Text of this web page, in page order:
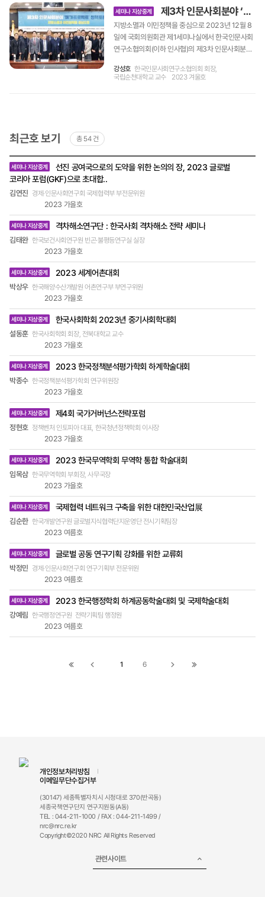
난제가 하나의 원인을 갖고있는 것이 아니라 복합적
인 원인을 갖고 있기에 그 해결책 역시 복합적인 접
근이 필요하다는 것이다. ‘분권자치 기반 주민정치
제도 도입’이라는 주제에서는 마을, 동네, 동읍면 지
나 주민 개개인이 정치과정을 통해 소통하는 주민정
으로 지역문제를 해결해 가는 일본 사례가 소개되었
다. 지방소멸 극복을 위한 새로운 시각 ‘지방소멸과
업인프라 계획을 지방소멸의 원인으로 볼 수 있다는
유로 사회적경제 지원을 중단한 데 대해 일자리 창
출 외에 지역경제와 돌봄 공동체 구축 등 다양한 효
과를 기대할 수 있음을 보여주는 사례로 반박하였
여와 기여 방안’이라는 주제에서는 지역재생 프로젝
트에서 외국인 관광객이나 외국인 거주민들을 참여
시켜 지역발전을 위한 파트너십을 구축하고 지속가
표되었다. 한편 기획세션과 함께 진행된 ‘공공기관
과 ESG경영’ 주제의 일반세션에서도 ESG 경영에
대한 지방정부의 효과적인 지원, 그리고 지역자원의
성장 시대에 ‘성장을 통한 분배’가 한계에 부딪힌 상
황에서 한국 복지국가의 전개와 향후 전망을 역사적
관점에서 보여주었다. 이어진 패널 토론에서 김영순
서울과학기술대학교 교수는 복지국가는 세력관계
다른 개념으로 향후 복지국가 변화의 방향은 얼마든
지 열려 있다는 점을 지적하였다. 김창엽 서울대학
랑 중앙대학교 교수는 복지국가의 역사적 성장 과정
독스를 벗어나 해방적 보건의료가 필요하다는 현장
4개의 학회별 세션에서는 현재 사회정책이 처한 여
러 측면의 변화 압력들을 진단하면서 사회정책이 퇴
을 위한 사회복지학회에서는 한국 복지국가를 둘러
싼 압력들을 진단하고 저성장 시대에 포스트 성장주
련하여 최근 제기되는 노인요양시설 임차허용이나
금융화에 대한 우려를 제기하고, 장기요양시설의 공
및 규제 개선이 필요하다는 점을 역설했다. 건강정
책학회와 한국건강형평성학회의 공동세션에서도
신자유주의 체제에서 나타나는 돌봄의 위기를 진단
근본적이고 종합적인 대책을 촉구하였다. 인구는 물
론 사회적·경제적 변화가 가속화되고 있는 시점에서
사회정책의 미래 불확실성이 높아지고 있다. 이런
진단하고 대안을 모색하는 자리로써 이번 공동학술
대회는 의미가 적지 않았다.
가 한자리에 모여 연구원의 미래 방향과 국가정책
발전 방향을 논의하기 위해 마련되었다. KIPA가 20
23년 한 해 동안 수행한 연구 및 사업성과를 6개의
대주제와 24개의 세부 세션으로 구성하여 모든 부
서의 성과를 종합하여 볼 수 있는 박람회 형식으로
개최되었으며, 전 직원이 함께 준비하고 참석하였다
는 점에서 KIPA 설립 이래 최초·최대의 포럼이라고
인 22일(수)에는 ‘인공지능(AI)과 디지털플랫폼 정
혁과 자율·책임·소통의 정부’라는 3개의 대주제 아
량 있는 정부’, ‘공동번영과 혁신행정, 일 잘하는 정
부’, ‘지속가능한 미래와 행복한 사회’라는 3개의 대
023 KIPA 국가정책 포럼은 국가정책 발전 방향 뿐
아니라 구성원 간 소통을 바탕으로 KIPA의 미래를
그룹 역할정립을 통한 발전 방안’을 주제로 KIPA 내
에서 연구자원으로 통칭되는 인력들의 운영 효율화
방안을 모색하였다. 행정원들도 ‘행정원 그룹 업무
로 디지털 전환시대 행정업무 효율화를 비롯한 전문
성 강화 방안에 대해 고민하는 시간을 가졌다.
세미나 지상중계 제3차 인문사회분야 ‘메가프로젝트’ 정책토론회
지방소멸과 이민정책을 중심으로 2023년 12월 8
일에 국회의원회관 제1세미나실에서 한국인문사회
연구소협의회(이하 인사협)의 제3차 인문사회분야
을 중심으로’라는 주제로 열렸다. 2022년 12월과
제3차 인문사회분야 ‘메가프로젝트’ 정책토론회는
분산적이고 소규모로 진행된 인문사회분야 학술 연
을 제시할 수 없다는 문제 인식에서 시작되었다. ‘거
하는, 더 나아가 과학기술분야까지도 포괄하는 ‘메
가 연구’가 필요하기 때문이다. 지방소멸과 이민정
책 해결해야 먼저 ‘지방소멸 대응을 위한 융복합 정
서울대학교 선임연구원이 “지방소멸에 대응하는 정
책수단이 공간, 사회복지, 보건, 경제산업, 고용, 지
방행정과 재정, 교통과 기술, 환경, 교육, 문화 관광,
있다”고 비판했다. 그리고 이러한 한계를 극복하기
위해서는 기존 정책수단들을 효과적으로 융복합하
여 추진해야 한다고 주장했다. 제주대학교 탐라문화
해결책을 위한 효과적인 이민정책’에 대해 발표하였
다. 이 발표는 인구감소, 지역소멸, 초고령사회라는
3대 리스크를 극복하기 위해서는 출산율 제고와 더
구가 줄고 있는 지방의 특색에 맞는 ‘지방이민정
책’이 필요하다고 주장했다. 토론에서는 최윤철 건
국대학교 교수, 임동진 순천향대학교 교수, 유지아
두섭 경제·인문사회연구회 국가전략연구센터 부소
장, 그리고 김영진 교육부 학술연구정책과장 등이
현실적 정책 방안 마련해야 이번 성과는 인문사회분
야 메가프로젝트의 실현 가능성을 구체적으로 확인
었다. 메가프로젝트의 필요성을 공감하고 정책적으
로 실현할 수 있도록 지원하겠다는 김영진 교육부
은 이러한 성과를 현실화하기 위한 노력을 구체화하
려고 한다. 이를 위해 2024년 1월 중에 메가프로젝
트의 해외 사례, 메가프로젝트의 선발 평가 방식과
프로젝트가 현실화되는 원년이 되기를 기대한다.
강성호 한국인문사회연구소협의회 회장,
국립순천대학교 교수
2023 겨울호
최근호 보기 총 54 건
최근호
목록
-
작성자
및
직책),
호
세미나 지상중계
선진 공여국으로의 도약을 위한 논의의 장, 2023 글로벌
코리아 포럼(GKF)으로 초대합..
김연진 경제·인문사회연구회 국제협력부 부전문위원
2023 가을호
세미나 지상중계 격차해소연구단 : 한국사회 격차해소 전략 세미나
김태완 한국보건사회연구원 빈곤·불평등연구실 실장
2023 가을호
세미나 지상중계 2023 세계어촌대회
박상우 한국해양수산개발원 어촌연구부 부연구위원
2023 가을호
세미나 지상중계 한국사회학회 2023년 중기사회학대회
설동훈 한국사회학회 회장, 전북대학교 교수
2023 가을호
세미나 지상중계 2023 한국정책분석평가학회 하계학술대회
박종수 한국정책분석평가학회 연구위원장
2023 가을호
세미나 지상중계 제4회 국가거버넌스전략포럼
정현호 정책벤처 인토피아 대표, 한국청년정책학회 이사장
2023 가을호
세미나 지상중계 2023 한국무역학회 무역학 통합 학술대회
임목삼 한국무역학회 부회장, 사무국장
2023 가을호
세미나 지상중계 국제협력 네트워크 구축을 위한 대한민국산업展
김순한 한국개발연구원 글로벌지식협력단지운영단 전시기획팀장
2023 여름호
세미나 지상중계 글로벌 공동 연구기획 강화를 위한 교류회
박정민 경제·인문사회연구회 연구기획부 전문위원
2023 여름호
세미나 지상중계 2023 한국행정학회 하계공동학술대회 및 국제학술대회
강예림 한국행정연구원 전략기획팀 행정원
2023 여름호
첫
이전
1 6
다음
끝
개인정보처리방침
이메일무단수집거부
(30147) 세종특별자치시 시청대로 370(반곡동)
세종국책연구단지 연구지원동(A동)
TEL : 044-211-1000 / FAX : 044-211-1499 /
nrc@nrc.re.kr
Copyright©2020 NRC All Rights Reserved
관련사이트